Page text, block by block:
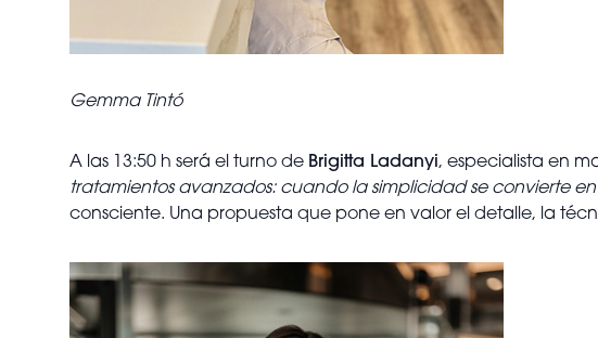
Gemma Tintó
A las 13:50 h será el turno de Brigitta Ladanyi, especialista en
tratamientos avanzados: cuando la simplicidad se convierte en
consciente. Una propuesta que pone en valor el detalle, la